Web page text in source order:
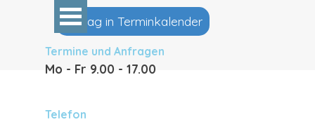
Direkt zum Seiteninhalt
Eintrag in Terminkalender
Termine und Anfragen
Mo - Fr 9.00 - 17.00
Telefon
Menü überspringen